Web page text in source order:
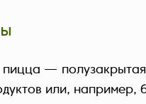
пицца —
или, например,